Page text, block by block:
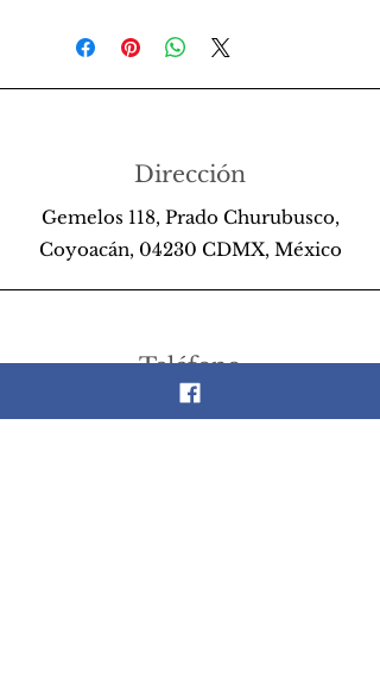
Dirección
Gemelos 118, Prado Churubusco,
Coyoacán, 04230 CDMX, México
Teléfono
55 26 89 13 14